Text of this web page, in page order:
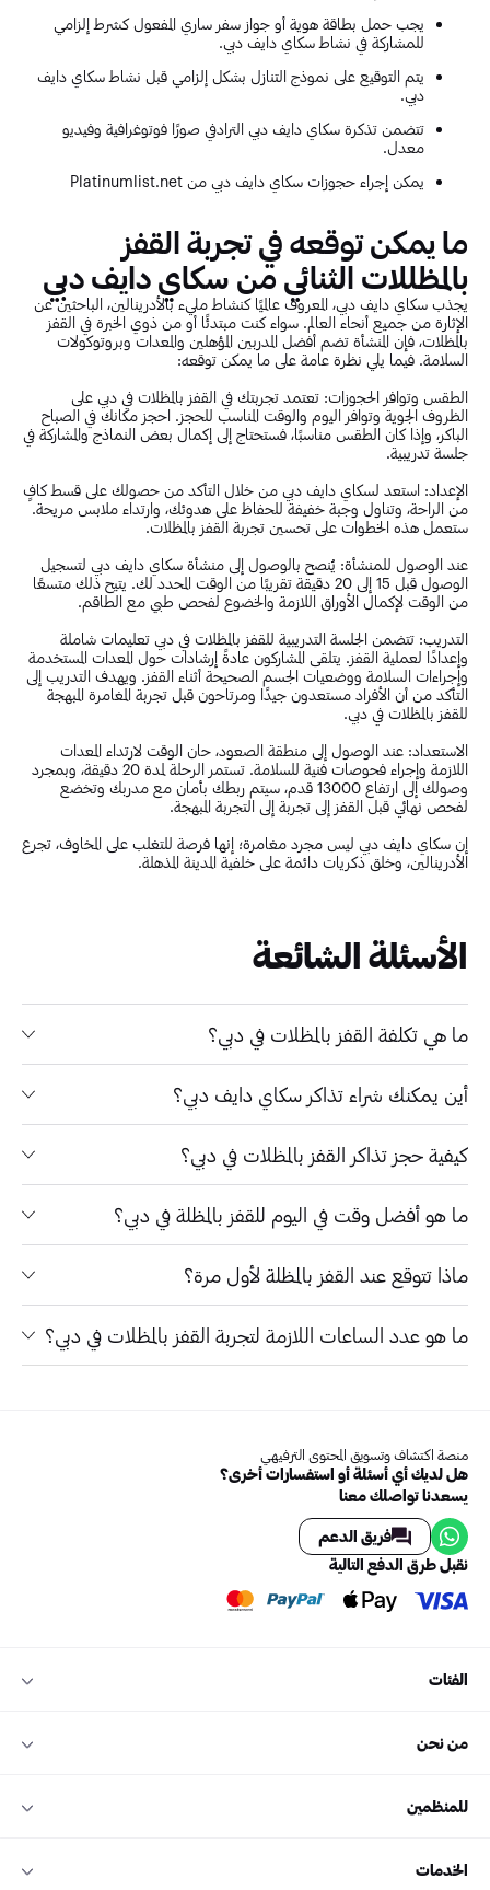
يجب حمل بطاقة هوية أو جواز سفر ساري المفعول كشرط إلزامي
للمشاركة في نشاط سكاي دايف دبي.
يتم التوقيع على نموذج التنازل بشكل إلزامي قبل نشاط سكاي دايف
دبي.
تتضمن تذكرة سكاي دايف دبي الترادفي صورًا فوتوغرافية وفيديو
معدل.
يمكن إجراء حجوزات سكاي دايف دبي من Platinumlist.net
ما يمكن توقعه في تجربة القفز
بالمظللات الثنائي من سكاي دايف دبي
يجذب سكاي دايف دبي، المعروف عالميًا كنشاط مليء بالأدرينالين، الباحثين عن
الإثارة من جميع أنحاء العالم. سواء كنت مبتدئًا أو من ذوي الخبرة في القفز
بالمظلات، فإن المنشأة تضم أفضل المدربين المؤهلين والمعدات وبروتوكولات
السلامة. فيما يلي نظرة عامة على ما يمكن توقعه:
الطقس وتوافر الحجوزات: تعتمد تجربتك في القفز بالمظلات في دبي على
الظروف الجوية وتوافر اليوم والوقت المناسب للحجز. احجز مكانك في الصباح
الباكر، وإذا كان الطقس مناسبًا، فستحتاج إلى إكمال بعض النماذج والمشاركة في
جلسة تدريبية.
الإعداد: استعد لسكاي دايف دبي من خلال التأكد من حصولك على قسط كافٍ
من الراحة، وتناول وجبة خفيفة للحفاظ على هدوئك، وارتداء ملابس مريحة.
ستعمل هذه الخطوات على تحسين تجربة القفز بالمظلات.
عند الوصول للمنشأة: يُنصح بالوصول إلى منشأة سكاي دايف دبي لتسجيل
الوصول قبل 15 إلى 20 دقيقة تقريبًا من الوقت المحدد لك. يتيح ذلك متسعًا
من الوقت لإكمال الأوراق اللازمة والخضوع لفحص طبي مع الطاقم.
التدريب: تتضمن الجلسة التدريبية للقفز بالمظلات في دبي تعليمات شاملة
وإعدادًا لعملية القفز. يتلقى المشاركون عادةً إرشادات حول المعدات المستخدمة
وإجراءات السلامة ووضعيات الجسم الصحيحة أثناء القفز. ويهدف التدريب إلى
التأكد من أن الأفراد مستعدون جيدًا ومرتاحون قبل تجربة المغامرة المبهجة
للقفز بالمظلات في دبي.
الاستعداد: عند الوصول إلى منطقة الصعود، حان الوقت لارتداء المعدات
اللازمة وإجراء فحوصات فنية للسلامة. تستمر الرحلة لمدة 20 دقيقة، وبمجرد
وصولك إلى ارتفاع 13000 قدم، سيتم ربطك بأمان مع مدربك وتخضع
لفحص نهائي قبل القفز إلى تجربة إلى التجربة المبهجة.
إن سكاي دايف دبي ليس مجرد مغامرة؛ إنها فرصة للتغلب على المخاوف، تجرع
الأدرينالين، وخلق ذكريات دائمة على خلفية المدينة المذهلة.
الأسئلة الشائعة
ما هي تكلفة القفز بالمظلات في دبي؟
أين يمكنك شراء تذاكر سكاي دايف دبي؟
كيفية حجز تذاكر القفز بالمظلات في دبي؟
ما هو أفضل وقت في اليوم للقفز بالمظلة في دبي؟
ماذا تتوقع عند القفز بالمظلة لأول مرة؟
ما هو عدد الساعات اللازمة لتجربة القفز بالمظلات في دبي؟
منصة اكتشاف وتسويق المحتوى الترفيهي
هل لديك أي أسئلة أو استفسارات أخرى؟
يسعدنا تواصلك معنا
فريق الدعم
نقبل طرق الدفع التالية
الفئات
من نحن
للمنظمين
الخدمات